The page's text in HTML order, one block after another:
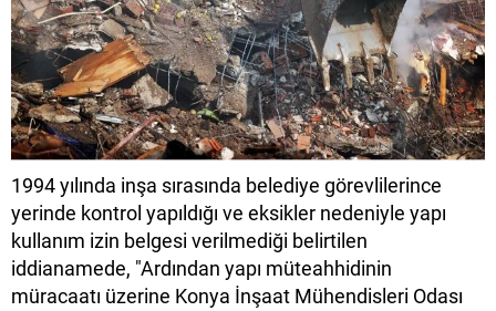
1994 yılında inşa sırasında belediye görevlilerince
yerinde kontrol yapıldığı ve eksikler nedeniyle yapı
kullanım izin belgesi verilmediği belirtilen
iddianamede, "Ardından yapı müteahhidinin
müracaatı üzerine Konya İnşaat Mühendisleri Odası